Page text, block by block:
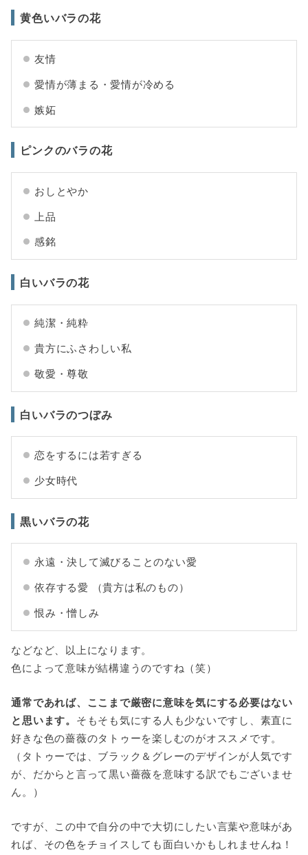
黄色いバラの花
友情
愛情が薄まる・愛情が冷める
嫉妬
ピンクのバラの花
おしとやか
上品
感銘
白いバラの花
純潔・純粋
貴方にふさわしい私
敬愛・尊敬
白いバラのつぼみ
恋をするには若すぎる
少女時代
黒いバラの花
永遠・決して滅びることのない愛
依存する愛 （貴方は私のもの）
恨み・憎しみ
などなど、以上になります。
色によって意味が結構違うのですね（笑）
通常であれば、ここまで厳密に意味を気にする必要はない
と思います。 そもそも気にする人も少ないですし、素直に
好きな色の薔薇のタトゥーを楽しむのがオススメです。
（タトゥーでは、ブラック＆グレーのデザインが人気です
が、だからと言って黒い薔薇を意味する訳でもございませ
ん。）
ですが、この中で自分の中で大切にしたい言葉や意味があ
れば、その色をチョイスしても面白いかもしれませんね！